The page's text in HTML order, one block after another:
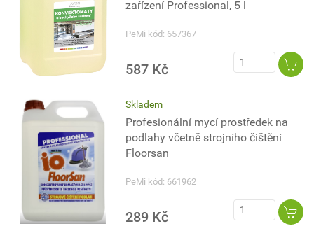
zařízení Professional, 5 l
PeMi kód: 657367
587 Kč
Skladem
Profesionální mycí prostředek na
podlahy včetně strojního čištění
Floorsan
PeMi kód: 661962
289 Kč